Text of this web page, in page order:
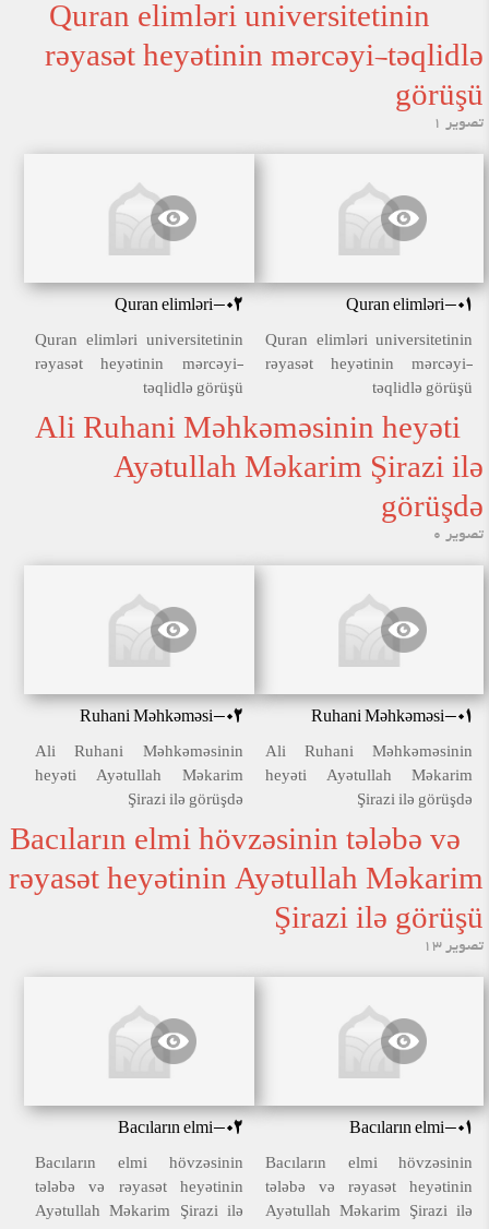
Quran elimləri universitetinin
rəyasət heyətinin mərcəyi-təqlidlə
görüşü
تصویر 1
Quran elimləri-01
Quran elimləri universitetinin
rəyasət heyətinin mərcəyi-
təqlidlə görüşü
Quran elimləri-02
Quran elimləri universitetinin
rəyasət heyətinin mərcəyi-
təqlidlə görüşü
Ali Ruhani Məhkəməsinin heyəti
Ayətullah Məkarim Şirazi ilə
görüşdə
تصویر 0
Ruhani Məhkəməsi-01
Ali Ruhani Məhkəməsinin
heyəti Ayətullah Məkarim
Şirazi ilə görüşdə
Ruhani Məhkəməsi-02
Ali Ruhani Məhkəməsinin
heyəti Ayətullah Məkarim
Şirazi ilə görüşdə
Bacıların elmi hövzəsinin tələbə və
rəyasət heyətinin Ayətullah Məkarim
Şirazi ilə görüşü
تصویر 13
Bacıların elmi-01
Bacıların elmi hövzəsinin
tələbə və rəyasət heyətinin
Ayətullah Məkarim Şirazi ilə
Bacıların elmi-02
Bacıların elmi hövzəsinin
tələbə və rəyasət heyətinin
Ayətullah Məkarim Şirazi ilə